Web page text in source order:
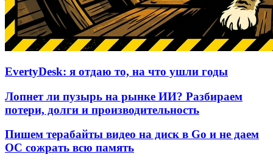
EvertyDesk: я отдаю то, на что ушли годы
Лопнет ли пузырь на рынке ИИ? Разбираем
потери, долги и производительность
Пишем терабайты видео на диск в Go и не даем
ОС сожрать всю память